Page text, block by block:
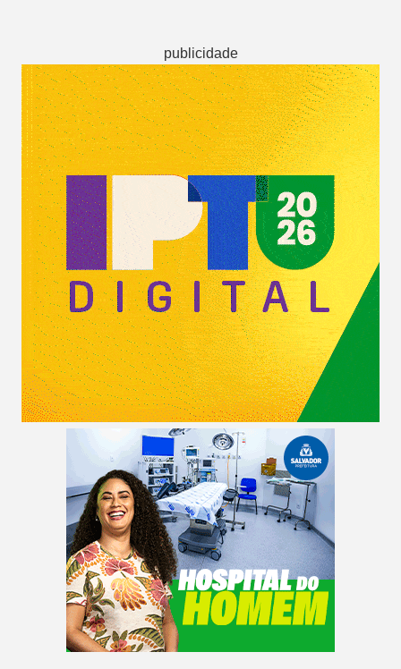
publicidade